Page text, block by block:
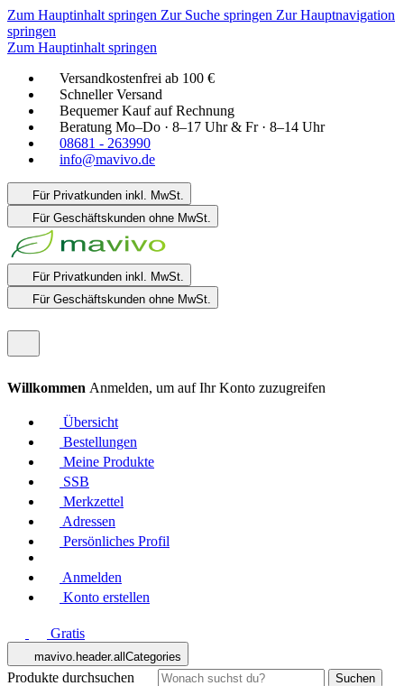
Zum Hauptinhalt springen Zur Suche springen Zur Hauptnavigation
springen
Zum Hauptinhalt springen
Versandkostenfrei ab 100 €
Schneller Versand
Bequemer Kauf auf Rechnung
Beratung Mo–Do · 8–17 Uhr & Fr · 8–14 Uhr
08681 - 263990
info@mavivo.de
Für Privatkunden inkl. MwSt.
Für Geschäftskunden ohne MwSt.
Für Privatkunden inkl. MwSt.
Für Geschäftskunden ohne MwSt.
Willkommen Anmelden, um auf Ihr Konto zuzugreifen
Übersicht
Bestellungen
Meine Produkte
SSB
Merkzettel
Adressen
Persönliches Profil
Anmelden
Konto erstellen
Gratis
mavivo.header.allCategories
Produkte durchsuchen Suchen